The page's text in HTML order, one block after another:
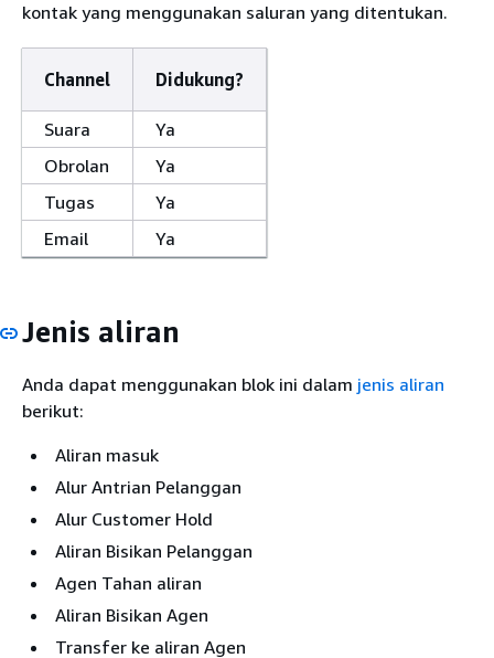
kontak yang menggunakan saluran yang ditentukan.
Channel Didukung?
Suara
Ya
Obrolan
Ya
Tugas
Ya
Email
Ya
Jenis aliran
Anda dapat menggunakan blok ini dalam jenis aliran
berikut:
Aliran masuk
Alur Antrian Pelanggan
Alur Customer Hold
Aliran Bisikan Pelanggan
Agen Tahan aliran
Aliran Bisikan Agen
Transfer ke aliran Agen